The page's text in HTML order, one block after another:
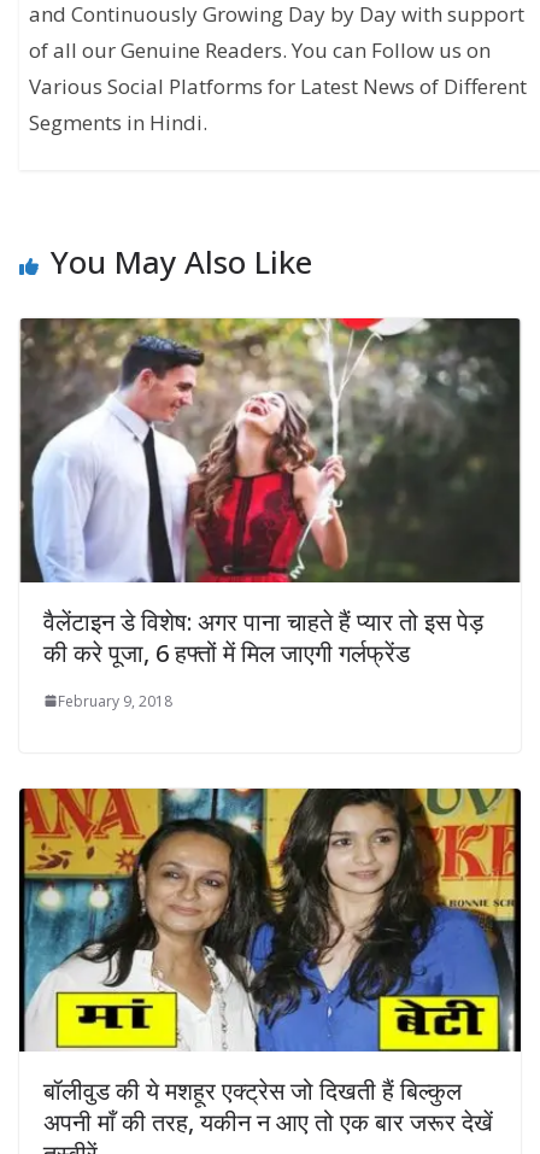
and Continuously Growing Day by Day with support
of all our Genuine Readers. You can Follow us on
Various Social Platforms for Latest News of Different
Segments in Hindi.
You May Also Like
वैलेंटाइन डे विशेष: अगर पाना चाहते हैं प्‍यार तो इस पेड़
की करे पूजा, 6 हफ्तों में मिल जाएगी गर्लफ्रेंड
February 9, 2018
बॉलीवुड की ये मशहूर एक्ट्रेस जो दिखती हैं बिल्‍कुल
अपनी माँ की तरह, यकीन न आए तो एक बार जरूर देखें